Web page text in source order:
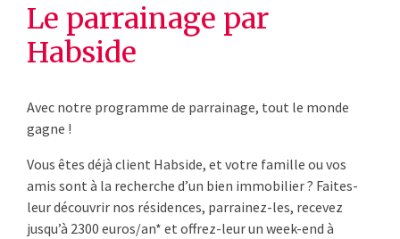
Le parrainage par
Habside
Avec notre programme de parrainage, tout le monde
gagne !
Vous êtes déjà client Habside, et votre famille ou vos
amis sont à la recherche d’un bien immobilier ? Faites-
leur découvrir nos résidences, parrainez-les, recevez
jusqu’à 2300 euros/an* et offrez-leur un week-end à